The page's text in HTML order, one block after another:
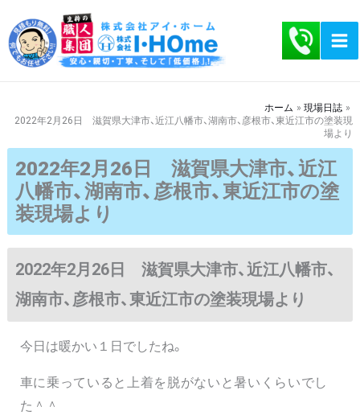
容
を
プ
ホーム
現場日誌
2022年2月26日 滋賀県大津市、近江八幡市、湖南市、彦根市、東近江市の塗装現
場より
2022年2月26日 滋賀県大津市、近江
八幡市、湖南市、彦根市、東近江市の塗
装現場より
2022年2月26日 滋賀県大津市、近江八幡市、
湖南市、彦根市、東近江市の塗装現場より
今日は暖かい１日でしたね。
車に乗っていると上着を脱がないと暑いくらいでし
た＾＾